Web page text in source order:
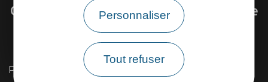
Personnaliser
Tout refuser
Questions fréquentes sur la Via Ardèche
Existe il une carte détaillée du parcours ?
Peut-on louer ou réparer son vélo sur l'itinéraire ?